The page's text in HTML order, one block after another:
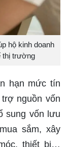
hộ kinh doanh
thị trường
hạn mức tín
nguồn vốn
sung vốn lưu
sắm, xây
thiết bị…